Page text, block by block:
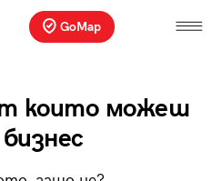
GoMap
които можеш